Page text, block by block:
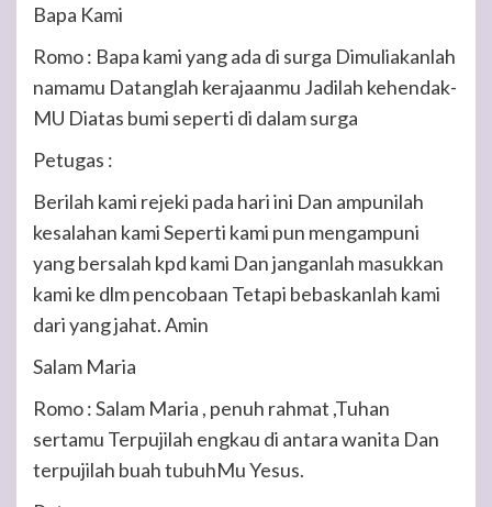
Bapa Kami
Romo : Bapa kami yang ada di surga Dimuliakanlah
namamu Datanglah kerajaanmu Jadilah kehendak-
MU Diatas bumi seperti di dalam surga
Petugas :
Berilah kami rejeki pada hari ini Dan ampunilah
kesalahan kami Seperti kami pun mengampuni
yang bersalah kpd kami Dan janganlah masukkan
kami ke dlm pencobaan Tetapi bebaskanlah kami
dari yang jahat. Amin
Salam Maria
Romo :Salam Maria , penuh rahmat ,Tuhan
sertamu Terpujilah engkau di antara wanita Dan
terpujilah buah tubuhMu Yesus.